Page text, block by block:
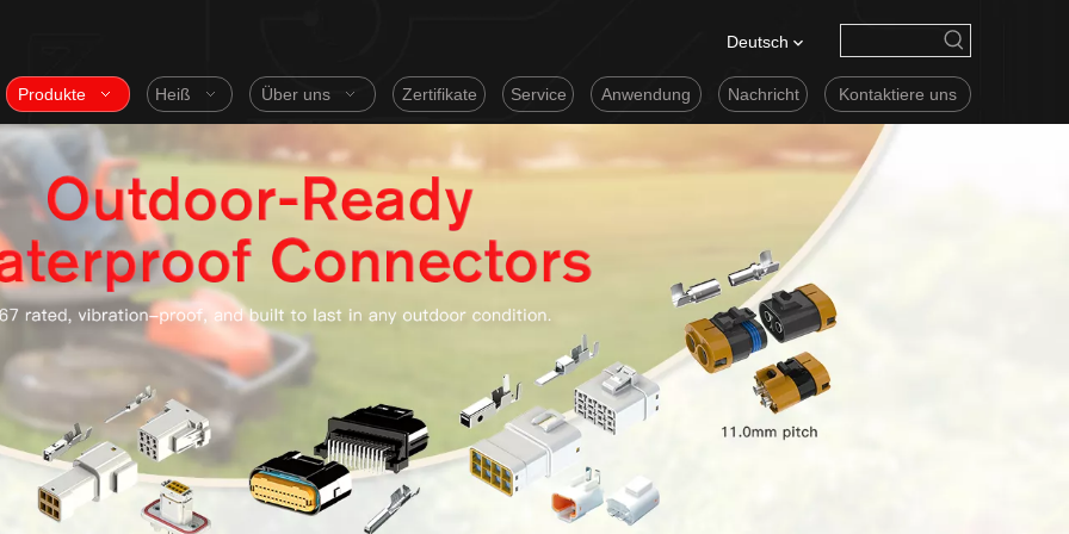
Deutsch
Produkte Heiß Über uns Zertifikate Service Anwendung Nachricht Kontaktiere uns